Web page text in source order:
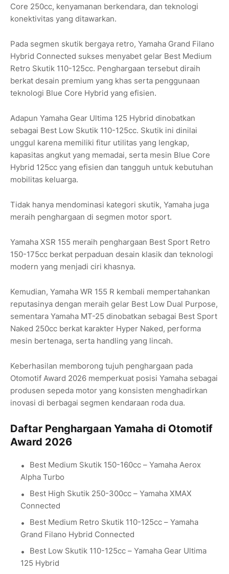
Core 250cc, kenyamanan berkendara, dan teknologi
konektivitas yang ditawarkan.
Pada segmen skutik bergaya retro, Yamaha Grand Filano
Hybrid Connected sukses menyabet gelar Best Medium
Retro Skutik 110-125cc. Penghargaan tersebut diraih
berkat desain premium yang khas serta penggunaan
teknologi Blue Core Hybrid yang efisien.
Adapun Yamaha Gear Ultima 125 Hybrid dinobatkan
sebagai Best Low Skutik 110-125cc. Skutik ini dinilai
unggul karena memiliki fitur utilitas yang lengkap,
kapasitas angkut yang memadai, serta mesin Blue Core
Hybrid 125cc yang efisien dan tangguh untuk kebutuhan
mobilitas keluarga.
Tidak hanya mendominasi kategori skutik, Yamaha juga
meraih penghargaan di segmen motor sport.
Yamaha XSR 155 meraih penghargaan Best Sport Retro
150-175cc berkat perpaduan desain klasik dan teknologi
modern yang menjadi ciri khasnya.
Kemudian, Yamaha WR 155 R kembali mempertahankan
reputasinya dengan meraih gelar Best Low Dual Purpose,
sementara Yamaha MT-25 dinobatkan sebagai Best Sport
Naked 250cc berkat karakter Hyper Naked, performa
mesin bertenaga, serta handling yang lincah.
Keberhasilan memborong tujuh penghargaan pada
Otomotif Award 2026 memperkuat posisi Yamaha sebagai
produsen sepeda motor yang konsisten menghadirkan
inovasi di berbagai segmen kendaraan roda dua.
Daftar Penghargaan Yamaha di Otomotif
Award 2026
Best Medium Skutik 150-160cc – Yamaha Aerox
Alpha Turbo
Best High Skutik 250-300cc – Yamaha XMAX
Connected
Best Medium Retro Skutik 110-125cc – Yamaha
Grand Filano Hybrid Connected
Best Low Skutik 110-125cc – Yamaha Gear Ultima
125 Hybrid